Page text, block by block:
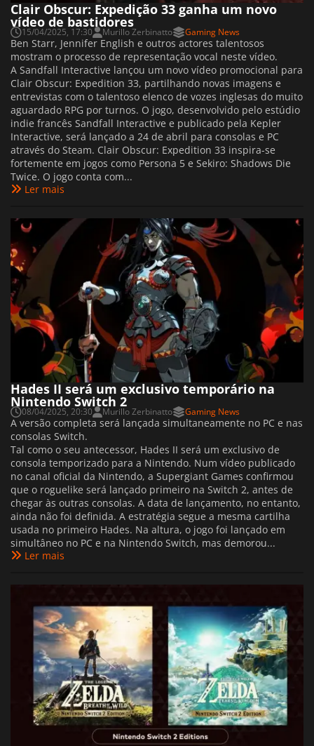
Clair Obscur: Expedição 33 ganha um novo
vídeo de bastidores
15/04/2025, 17:30 Murillo Zerbinatto Gaming News
Ben Starr, Jennifer English e outros actores talentosos
mostram o processo de representação vocal neste vídeo.
A Sandfall Interactive lançou um novo vídeo promocional para
Clair Obscur: Expedition 33, partilhando novas imagens e
entrevistas com o talentoso elenco de vozes inglesas do muito
aguardado RPG por turnos. O jogo, desenvolvido pelo estúdio
indie francês Sandfall Interactive e publicado pela Kepler
Interactive, será lançado a 24 de abril para consolas e PC
através do Steam. Clair Obscur: Expedition 33 inspira-se
fortemente em jogos como Persona 5 e Sekiro: Shadows Die
Twice. O jogo conta com...
Ler mais
Hades II será um exclusivo temporário na
Nintendo Switch 2
08/04/2025, 20:30 Murillo Zerbinatto Gaming News
A versão completa será lançada simultaneamente no PC e nas
consolas Switch.
Tal como o seu antecessor, Hades II será um exclusivo de
consola temporizado para a Nintendo. Num vídeo publicado
no canal oficial da Nintendo, a Supergiant Games confirmou
que o roguelike será lançado primeiro na Switch 2, antes de
chegar às outras consolas. A data de lançamento, no entanto,
ainda não foi definida. A estratégia segue a mesma cartilha
usada no primeiro Hades. Na altura, o jogo foi lançado em
simultâneo no PC e na Nintendo Switch, mas demorou...
Ler mais